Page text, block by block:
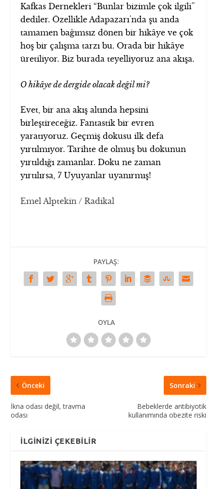
Kafkas Dernekleri “Bunlar bizimle çok ilgili”
dediler. Özellikle Adapazarı’nda şu anda
tamamen bağımsız dönen bir hikâye ve çok
hoş bir çalışma tarzı bu. Orada bir hikâye
üretiliyor. Biz burada teyelliyoruz ana akışa.
O hikâye de dergide olacak değil mi?
Evet, bir ana akış altında hepsini
birleştireceğiz. Fantastik bir evren
yaratıyoruz. Geçmiş dokusu ilk defa
yırtılmıyor. Tarihte de olmuş bu dokunun
yırtıldığı zamanlar. Doku ne zaman
yırtılırsa, 7 Uyuyanlar uyanırmış!
Emel Alptekin / Radikal
PAYLAŞ:
OYLA
Önceki
İkna odası değil, travma
odası
Sonraki
Bebeklerde antibiyotik
kullanımında obezite riski
İLGINIZI ÇEKEBILIR